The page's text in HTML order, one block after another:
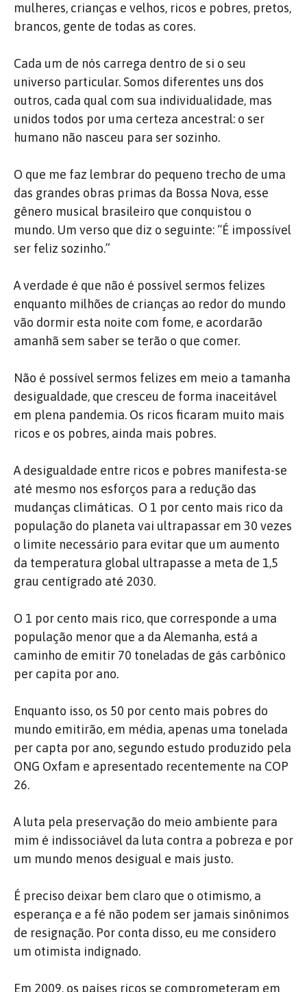
mulheres, crianças e velhos, ricos e pobres, pretos,
brancos, gente de todas as cores.
Cada um de nós carrega dentro de si o seu
universo particular. Somos diferentes uns dos
outros, cada qual com sua individualidade, mas
unidos todos por uma certeza ancestral: o ser
humano não nasceu para ser sozinho.
O que me faz lembrar do pequeno trecho de uma
das grandes obras primas da Bossa Nova, esse
gênero musical brasileiro que conquistou o
mundo. Um verso que diz o seguinte: “É impossível
ser feliz sozinho.”
A verdade é que não é possível sermos felizes
enquanto milhões de crianças ao redor do mundo
vão dormir esta noite com fome, e acordarão
amanhã sem saber se terão o que comer.
Não é possível sermos felizes em meio a tamanha
desigualdade, que cresceu de forma inaceitável
em plena pandemia. Os ricos ficaram muito mais
ricos e os pobres, ainda mais pobres.
A desigualdade entre ricos e pobres manifesta-se
até mesmo nos esforços para a redução das
mudanças climáticas. O 1 por cento mais rico da
população do planeta vai ultrapassar em 30 vezes
o limite necessário para evitar que um aumento
da temperatura global ultrapasse a meta de 1,5
grau centígrado até 2030.
O 1 por cento mais rico, que corresponde a uma
população menor que a da Alemanha, está a
caminho de emitir 70 toneladas de gás carbônico
per capita por ano.
Enquanto isso, os 50 por cento mais pobres do
mundo emitirão, em média, apenas uma tonelada
per capta por ano, segundo estudo produzido pela
ONG Oxfam e apresentado recentemente na COP
26.
A luta pela preservação do meio ambiente para
mim é indissociável da luta contra a pobreza e por
um mundo menos desigual e mais justo.
É preciso deixar bem claro que o otimismo, a
esperança e a fé não podem ser jamais sinônimos
de resignação. Por conta disso, eu me considero
um otimista indignado.
Em 2009, os países ricos se comprometeram em